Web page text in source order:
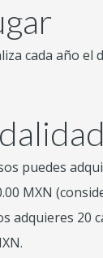
cada año el
puedes
MXN
adquieres 20